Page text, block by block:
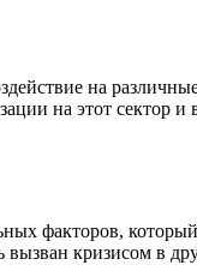
на
на этот сектор и
факторов,
кризисом в